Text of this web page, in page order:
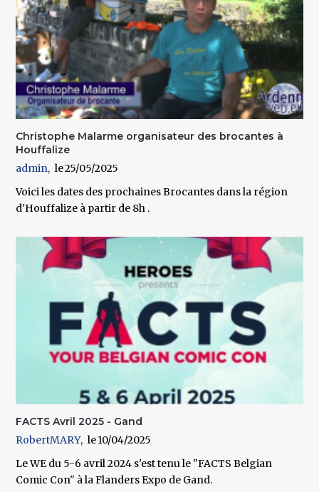
Christophe Malarme organisateur des brocantes à
Houffalize
admin
25/05/2025
Voici les dates des prochaines Brocantes dans la région
d'Houffalize à partir de 8h .
FACTS Avril 2025 - Gand
RobertMARY
10/04/2025
Le WE du 5-6 avril 2024 s'est tenu le "FACTS Belgian
Comic Con" à la Flanders Expo de Gand.